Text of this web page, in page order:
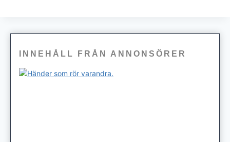
INNEHÅLL FRÅN ANNONSÖRER